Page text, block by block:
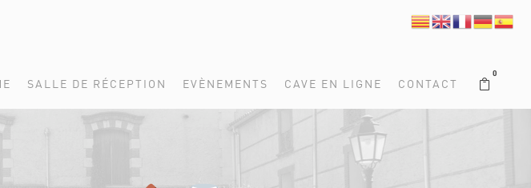
SALLE DE RÉCEPTION EVÈNEMENTS CAVE EN LIGNE CONTACT
0